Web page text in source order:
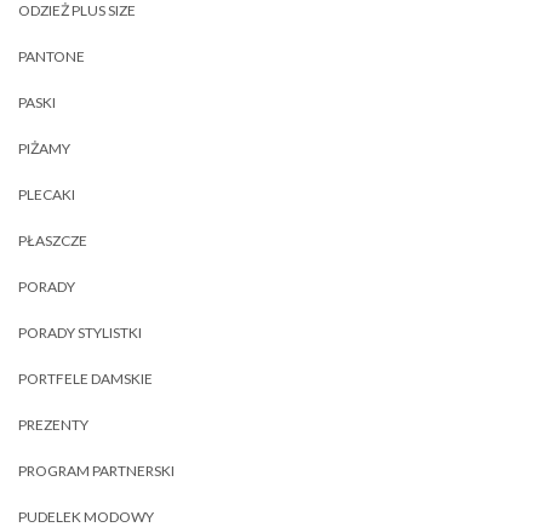
ODZIEŻ PLUS SIZE
PANTONE
PASKI
PIŻAMY
PLECAKI
PŁASZCZE
PORADY
PORADY STYLISTKI
PORTFELE DAMSKIE
PREZENTY
PROGRAM PARTNERSKI
PUDELEK MODOWY